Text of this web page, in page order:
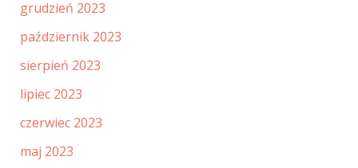
grudzień 2023
październik 2023
sierpień 2023
lipiec 2023
czerwiec 2023
maj 2023